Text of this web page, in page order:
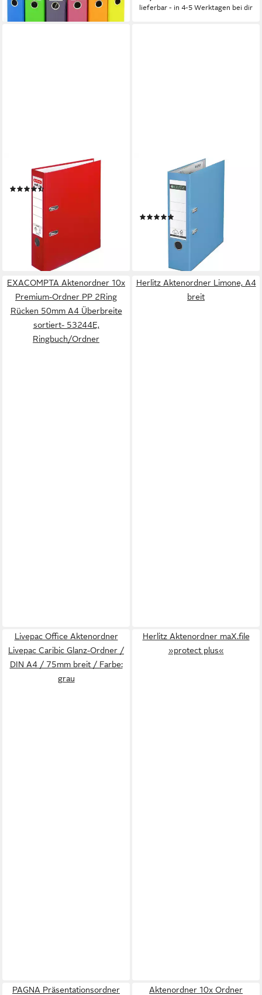
lieferbar - in 4-5 Werktagen bei dir
HERLITZ
Aktenordner maX.file protect
13,15 €
lieferbar - in 5-6 Werktagen bei dir
Aktenordner 1010, Ordner
breit, auswechselbares
Rückenschild
ab 8,50 €
lieferbar - in 2-3 Werktagen bei dir
+9
EXACOMPTA Aktenordner 10x
Premium-Ordner PP 2Ring
Rücken 50mm A4 Überbreite
sortiert- 53244E,
Ringbuch/Ordner
Herlitz Aktenordner Limone, A4
breit
Livepac Office Aktenordner
Livepac Caribic Glanz-Ordner /
DIN A4 / 75mm breit / Farbe:
grau
Herlitz Aktenordner maX.file
»protect plus«
PAGNA Präsentationsordner
Aktenordner 10x Ordner